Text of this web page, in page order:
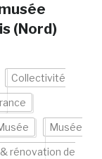
(Nord)
Collectivité
Musée
rénovation de